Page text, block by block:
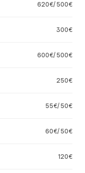
620€/ 500€
300€
600€/ 500€
250€
55€/ 50€
60€/ 50€
120€